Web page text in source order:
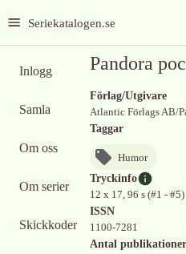
Seriekatalogen.se
Inlogg
Samla
Om oss
Om serier
Skickkoder
Pandora
Förlag/Utgivare
Atlantic Förlags AB/
Taggar
Humor
Tryckinfo
12 x 17, 96 s (#1 -
ISSN
1100-7281
Antal publikationer